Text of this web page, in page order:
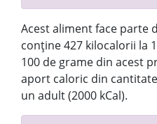
Acest aliment face parte
conține 427 kilocalorii la
100 de grame din acest
aport caloric din
un adult (2000 kCal).